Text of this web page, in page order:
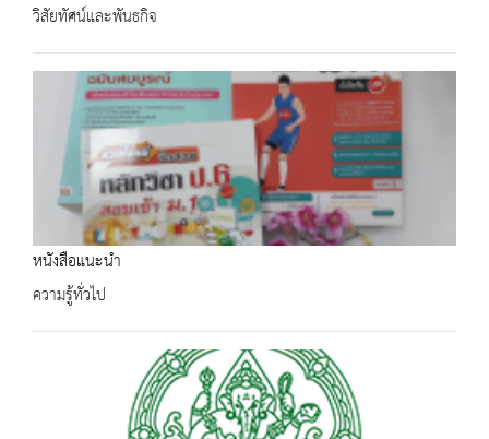
วิสัยทัศน์และพันธกิจ
หนังสือแนะนำ
ความรู้ทั่วไป